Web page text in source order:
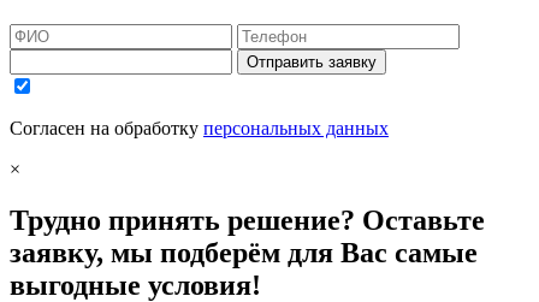
Отправить заявку
Согласен на обработку персональных данных
×
Трудно принять решение? Оставьте
заявку, мы подберём для Вас самые
выгодные условия!